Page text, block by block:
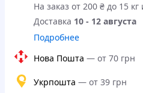
На заказ от 200 ₴ до 15
Доставка 10 - 12 августа
Подробнее
Нова Пошта — от 70 грн
Укрпошта — от 39 грн